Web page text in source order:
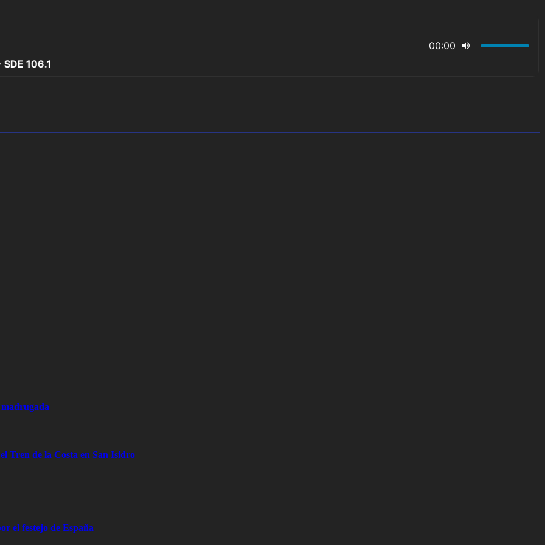
Tren de la Costa en San Isidro
el festejo de España